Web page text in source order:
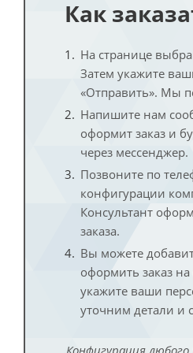
Как
На странице
Затем укажите
«Отправить». Мы
Напишите нам
оформит заказ и
через мессенджер.
Позвоните по
конфигурации
Консультант
заказа.
Вы можете
оформить заказ
укажите ваши
уточним детали и
Конфигурация